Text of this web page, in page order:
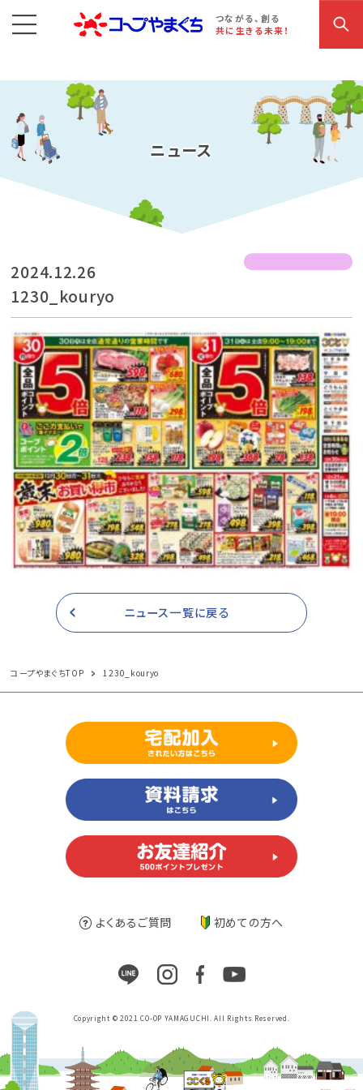
つながる、創る
共に生きる未来！
コープやまぐち お買い物・サービス こだわり商品 参加・イベント情報
ニュース
2024.12.26
1230_kouryo
ニュース一覧に戻る
コープやまぐちTOP 1230_kouryo
よくあるご質問 初めての方へ
Copyright © 2021 CO-OP YAMAGUCHI. All Rights Reserved.